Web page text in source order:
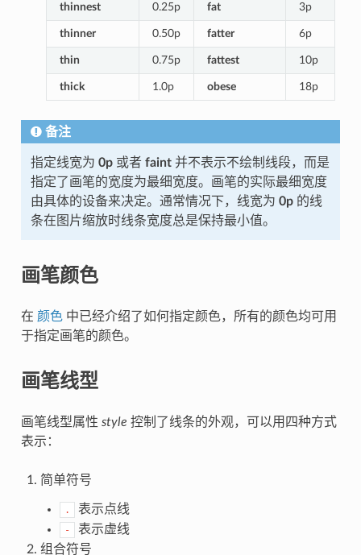
thinnest 0.25p fat 3p
thinner 0.50p fatter 6p
thin 0.75p fattest 10p
thick 1.0p obese 18p
备注
指定线宽为 0p或者 faint并不表示不绘制线段，而是
指定了画笔的宽度为最细宽度。画笔的实际最细宽度
由具体的设备来决定。通常情况下，线宽为 0p的线
条在图片缩放时线条宽度总是保持最小值。
画笔颜色
在 颜色中已经介绍了如何指定颜色，所有的颜色均可用
于指定画笔的颜色。
画笔线型
画笔线型属性 style 控制了线条的外观，可以用四种方式
表示：
简单符号
. 表示点线
-
表示虚线
组合符号